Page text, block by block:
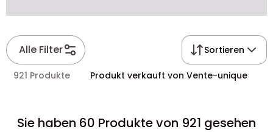
Alle Filter Sortieren
921 Produkte Produkt verkauft von Vente-unique
Sie haben 60 Produkte von 921 gesehen